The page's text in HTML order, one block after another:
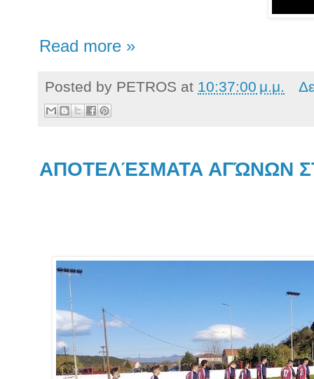
Read more »
Posted by PETROS at 10:37:00 μ.μ.
ΑΠΟΤΕΛΈΣΜΑΤΑ ΑΓΏΝΩΝ